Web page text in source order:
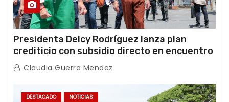
Presidenta Delcy Rodríguez lanza plan
crediticio con subsidio directo en encuentro
con Juntas de Condominio
Claudia Guerra Mendez
DESTACADO NOTICIAS